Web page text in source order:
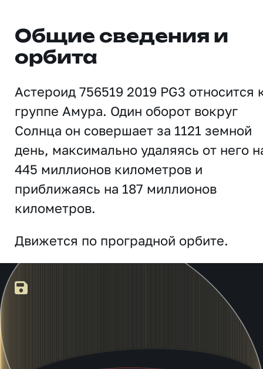
Общие сведения и
орбита
Астероид 756519 2019 PG3 относится
группе Амура. Один оборот вокруг
Солнца он совершает за 1121 земной
день, максимально удаляясь от него
445 миллионов километров и
приближаясь на 187 миллионов
километров.
Движется по проградной орбите.